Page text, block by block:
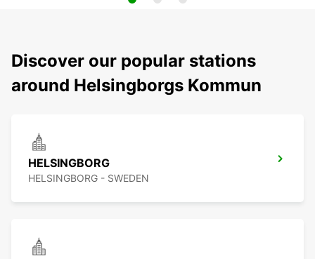
Discover our popular stations
around Helsingborgs Kommun
HELSINGBORG
HELSINGBORG - SWEDEN